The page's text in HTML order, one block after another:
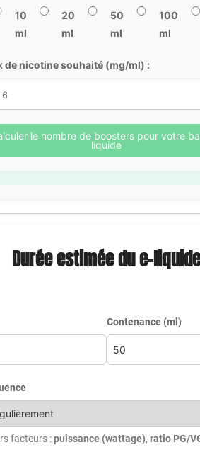
10
ml
20
ml
50
ml
100
ml
de nicotine souhaité (mg/ml) :
le nombre de boosters pour votre
liquide
Durée estimée du e-
Contenance (ml)
facteurs :puissance (wattage), ratio PG/